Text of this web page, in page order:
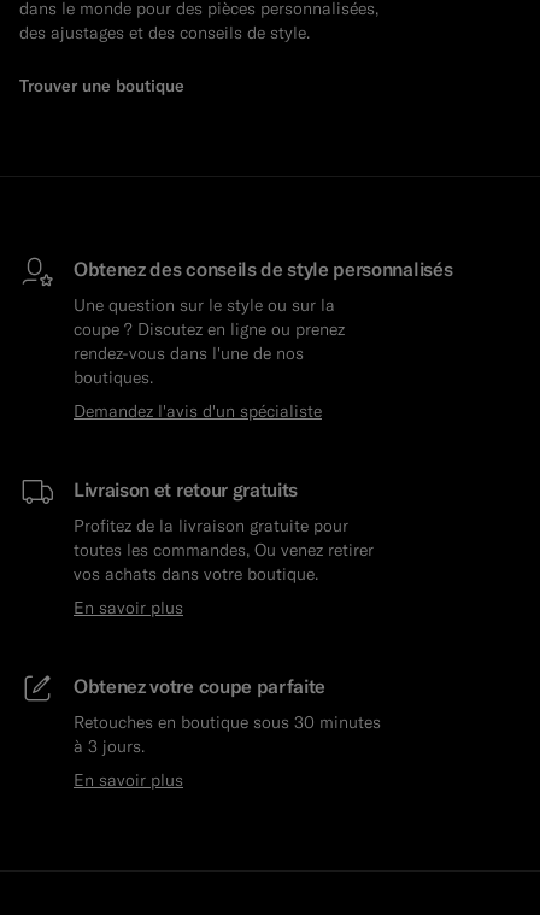
dans le monde pour des pièces personnalisées,
des ajustages et des conseils de style.
Trouver une boutique
Obtenez des conseils de style personnalisés
Une question sur le style ou sur la
coupe ? Discutez en ligne ou prenez
rendez-vous dans l'une de nos
boutiques.
Demandez l'avis d'un spécialiste
Livraison et retour gratuits
Profitez de la livraison gratuite pour
toutes les commandes, Ou venez retirer
vos achats dans votre boutique.
En savoir plus
Obtenez votre coupe parfaite
Retouches en boutique sous 30 minutes
à 3 jours.
En savoir plus